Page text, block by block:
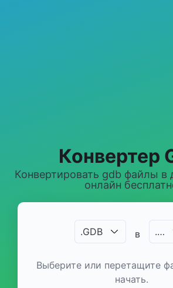
Конвертер
Конвертировать gdb файлы в
онлайн
.GDB в .…
Выберите или перетащите
начать.